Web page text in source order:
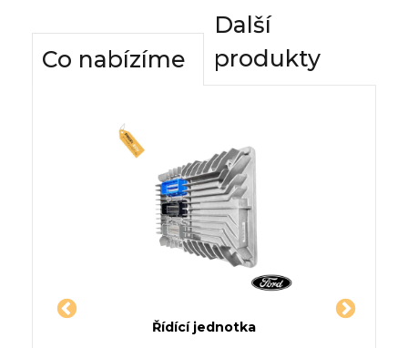
Co nabízíme
Další
produkty
Řídící jednotka
Jednotka FORD RANGER SUV